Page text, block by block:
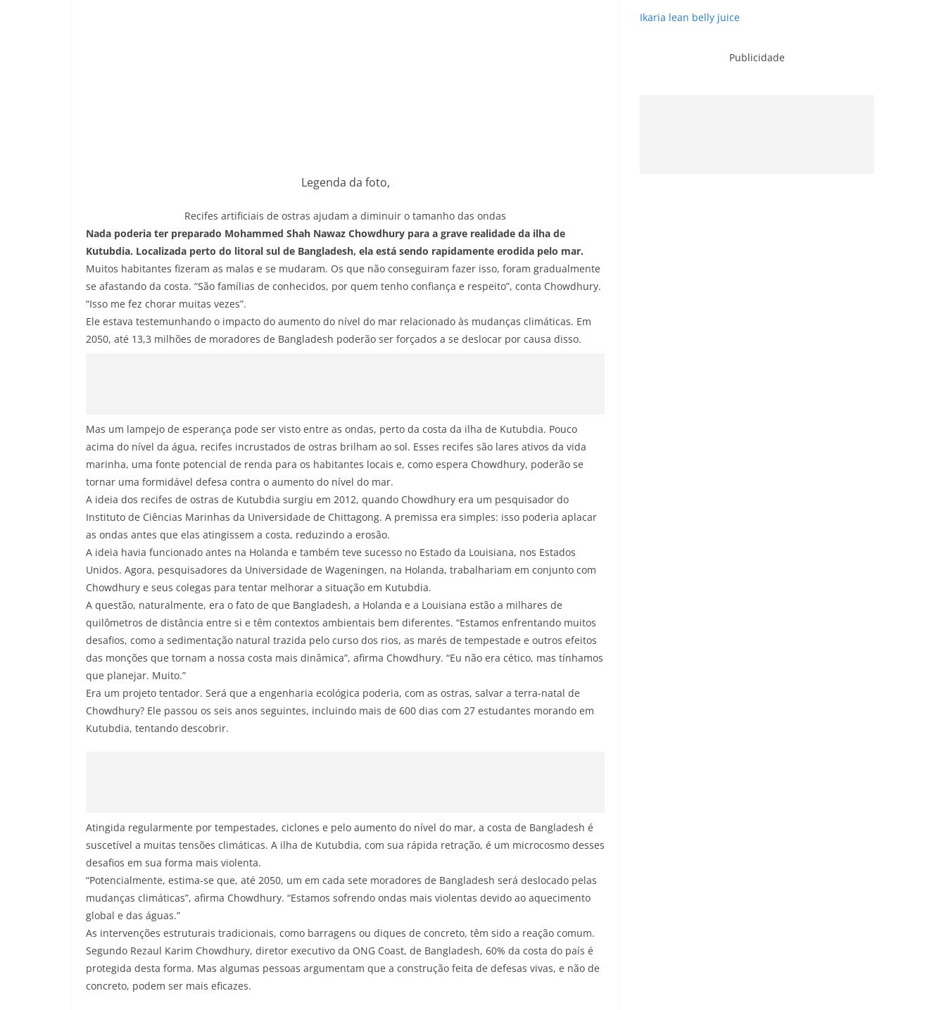
Legenda da foto,
Recifes artificiais de ostras ajudam a diminuir o tamanho das ondas
Nada poderia ter preparado Mohammed Shah Nawaz Chowdhury para a grave realidade da ilha de
Kutubdia. Localizada perto do litoral sul de Bangladesh, ela está sendo rapidamente erodida pelo mar.
Muitos habitantes fizeram as malas e se mudaram. Os que não conseguiram fazer isso, foram gradualmente
se afastando da costa. “São famílias de conhecidos, por quem tenho confiança e respeito”, conta Chowdhury.
“Isso me fez chorar muitas vezes”.
Ele estava testemunhando o impacto do aumento do nível do mar relacionado às mudanças climáticas. Em
2050, até 13,3 milhões de moradores de Bangladesh poderão ser forçados a se deslocar por causa disso.
Mas um lampejo de esperança pode ser visto entre as ondas, perto da costa da ilha de Kutubdia. Pouco
acima do nível da água, recifes incrustados de ostras brilham ao sol. Esses recifes são lares ativos da vida
marinha, uma fonte potencial de renda para os habitantes locais e, como espera Chowdhury, poderão se
tornar uma formidável defesa contra o aumento do nível do mar.
A ideia dos recifes de ostras de Kutubdia surgiu em 2012, quando Chowdhury era um pesquisador do
Instituto de Ciências Marinhas da Universidade de Chittagong. A premissa era simples: isso poderia aplacar
as ondas antes que elas atingissem a costa, reduzindo a erosão.
A ideia havia funcionado antes na Holanda e também teve sucesso no Estado da Louisiana, nos Estados
Unidos. Agora, pesquisadores da Universidade de Wageningen, na Holanda, trabalhariam em conjunto com
Chowdhury e seus colegas para tentar melhorar a situação em Kutubdia.
A questão, naturalmente, era o fato de que Bangladesh, a Holanda e a Louisiana estão a milhares de
quilômetros de distância entre si e têm contextos ambientais bem diferentes. “Estamos enfrentando muitos
desafios, como a sedimentação natural trazida pelo curso dos rios, as marés de tempestade e outros efeitos
das monções que tornam a nossa costa mais dinâmica”, afirma Chowdhury. “Eu não era cético, mas tínhamos
que planejar. Muito.”
Era um projeto tentador. Será que a engenharia ecológica poderia, com as ostras, salvar a terra-natal de
Chowdhury? Ele passou os seis anos seguintes, incluindo mais de 600 dias com 27 estudantes morando em
Kutubdia, tentando descobrir.
Atingida regularmente por tempestades, ciclones e pelo aumento do nível do mar, a costa de Bangladesh é
suscetível a muitas tensões climáticas. A ilha de Kutubdia, com sua rápida retração, é um microcosmo desses
desafios em sua forma mais violenta.
“Potencialmente, estima-se que, até 2050, um em cada sete moradores de Bangladesh será deslocado pelas
mudanças climáticas”, afirma Chowdhury. “Estamos sofrendo ondas mais violentas devido ao aquecimento
global e das águas.”
As intervenções estruturais tradicionais, como barragens ou diques de concreto, têm sido a reação comum.
Segundo Rezaul Karim Chowdhury, diretor executivo da ONG Coast, de Bangladesh, 60% da costa do país é
protegida desta forma. Mas algumas pessoas argumentam que a construção feita de defesas vivas, e não de
concreto, podem ser mais eficazes.
Ikaria lean belly juice
Publicidade